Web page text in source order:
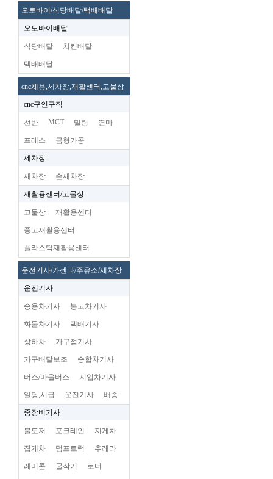
오토바이/식당배달/택배배달
오토바이배달
식당배달 치킨배달
택배배달
cnc체용,세차장,재활센터,고물상
cnc구인구직
선반 MCT 밀링 연마
프레스 금형가공
세차장
세차장 손세차장
재활용센터/고물상
고물상 재활용센터
중고재활용센터
플라스틱재활용센터
운전기사/카센타/주유소/세차장
운전기사
승용차기사 봉고차기사
화물차기사 택배기사
상하차 가구점기사
가구배달보조 승합차기사
버스/마을버스 지입차기사
일당,시급 운전기사 배송
중장비기사
불도저 포크레인 지게차
집게차 덤프트럭 추레라
레미콘 굴삭기 로더